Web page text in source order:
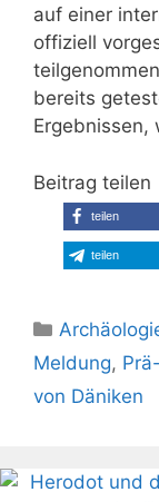
auf einer
offiziell
bereits
Ergebnissen,
Beitrag teilen
teilen
teilen
Kategorien
Meldung,
von Däniken